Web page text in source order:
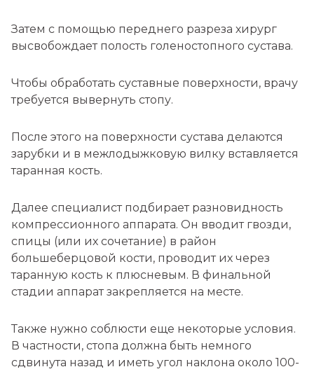
Затем с помощью переднего разреза хирург
высвобождает полость голеностопного сустава.
Чтобы обработать суставные поверхности, врачу
требуется вывернуть стопу.
После этого на поверхности сустава делаются
зарубки и в межлодыжковую вилку вставляется
таранная кость.
Далее специалист подбирает разновидность
компрессионного аппарата. Он вводит гвозди,
спицы (или их сочетание) в район
большеберцовой кости, проводит их через
таранную кость к плюсневым. В финальной
стадии аппарат закрепляется на месте.
Также нужно соблюсти еще некоторые условия.
В частности, стопа должна быть немного
сдвинута назад и иметь угол наклона около 100-